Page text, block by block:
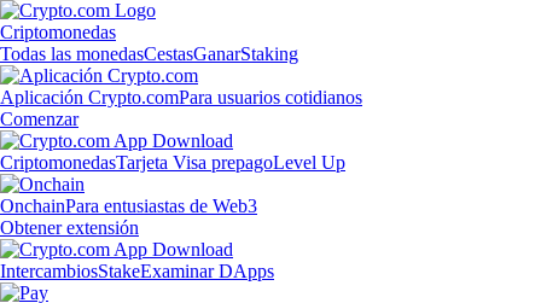
Criptomonedas
Todas las monedasCestasGanarStaking
Aplicación Crypto.comPara usuarios cotidianos
Comenzar
CriptomonedasTarjeta Visa prepagoLevel Up
OnchainPara entusiastas de Web3
Obtener extensión
IntercambiosStakeExaminar DApps